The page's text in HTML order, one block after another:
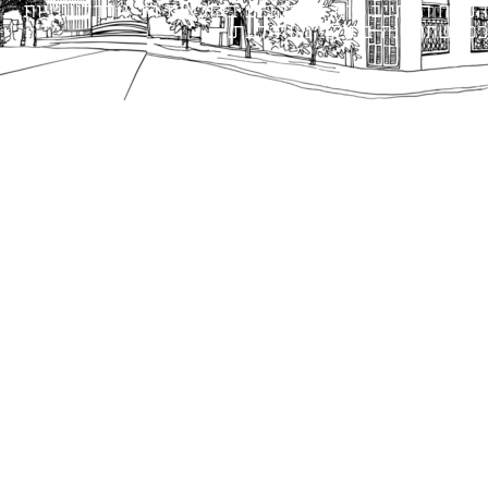
הנוסח המחייב הוא זה הקבוע בהוראות הדין הרלוונטיות
כפי שתהיינה בתוקף מעת לעת.